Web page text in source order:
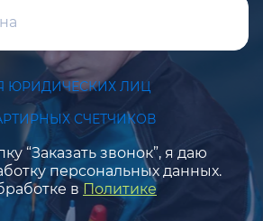
ЮРИДИЧЕСКИХ ЛИЦ
СЧЕТЧИКОВ
“Заказать звонок”, я даю
персональных данных.
в Политике